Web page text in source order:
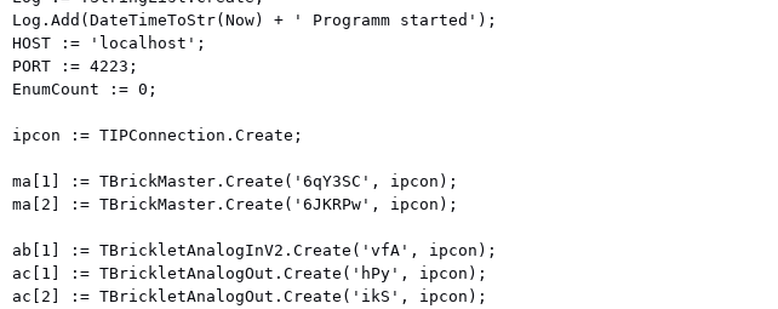
Log.Add(DateTimeToStr(Now) + ' Programm started');
HOST := 'localhost';
PORT := 4223;
EnumCount := 0;
ipcon := TIPConnection.Create;
ma[1] := TBrickMaster.Create('6qY3SC', ipcon);
ma[2] := TBrickMaster.Create('6JKRPw', ipcon);
ab[1] := TBrickletAnalogInV2.Create('vfA', ipcon);
ac[1] := TBrickletAnalogOut.Create('hPy', ipcon);
ac[2] := TBrickletAnalogOut.Create('ikS', ipcon);